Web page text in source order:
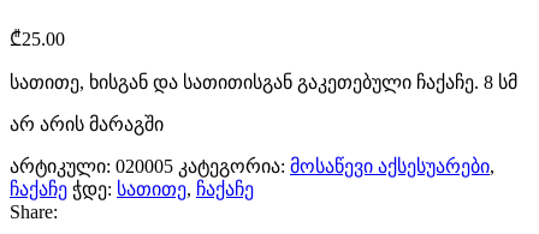
₾25.00
სათითე, ხისგან და სათითისგან გაკეთებული ჩაქაჩე. 8 სმ
არ არის მარაგში
არტიკული: 020005 კატეგორია: მოსაწევი აქსესუარები,
ჩაქაჩე ჭდე: სათითე, ჩაქაჩე
Share: